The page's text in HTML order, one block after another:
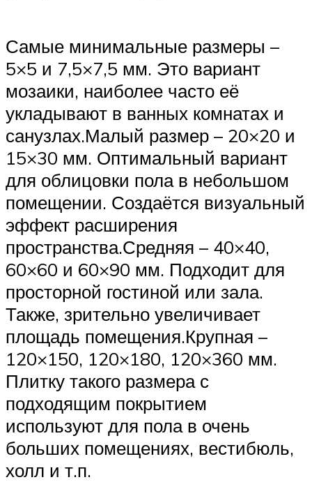
Самые минимальные размеры –
5×5 и 7,5×7,5 мм. Это вариант
мозаики, наиболее часто её
укладывают в ванных комнатах и
санузлах.Малый размер – 20×20 и
15×30 мм. Оптимальный вариант
для облицовки пола в небольшом
помещении. Создаётся визуальный
эффект расширения
пространства.Средняя – 40×40,
60×60 и 60×90 мм. Подходит для
просторной гостиной или зала.
Также, зрительно увеличивает
площадь помещения.Крупная –
120×150, 120×180, 120×360 мм.
Плитку такого размера с
подходящим покрытием
используют для пола в очень
больших помещениях, вестибюль,
холл и т.п.